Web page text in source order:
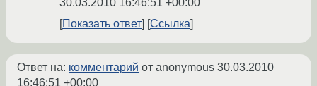
30.03.2010 16:46:51 +00:00
Показать ответ
Ссылка
Ответ на: комментарий от anonymous 30.03.2010
16:46:51 +00:00